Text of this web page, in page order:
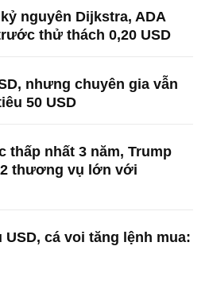
nguyên Dijkstra, ADA
thử thách 0,20 USD
nhưng chuyên gia vẫn
50 USD
thấp nhất 3 năm, Trump
thương vụ lớn với
USD, cá voi tăng lệnh mua: